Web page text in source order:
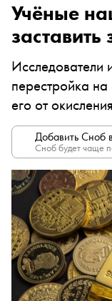
Учёные
заставить
перестройка
его от окисления
Добавить Сноб
Сноб будет чаще